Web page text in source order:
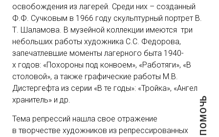
ПОМОЧЬ
освобождения из лагерей. Среди них – созданный
Ф.Ф. Сучковым в 1966 году скульптурный портрет В.
Т. Шаламова. В музейной коллекции имеются три
небольших работы художника С.С. Федорова,
запечатлевшие моменты лагерного быта 1940-
х годов: «Похороны под конвоем», «Работяги», «В
столовой», а также графические работы М.В.
Дистергефта из серии «В те годы»: «Тройка», «Ангел
хранитель» и др.
Тема репрессий нашла свое отражение
в творчестве художников из репрессированных